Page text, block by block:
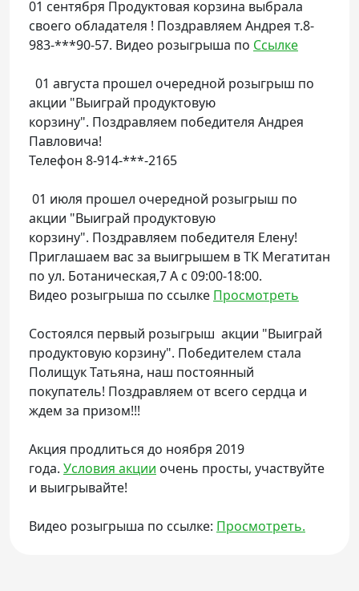
01 сентября Продуктовая корзина выбрала
своего обладателя ! Поздравляем Андрея т.8-
983-***90-57. Видео розыгрыша по Ссылке
01 августа прошел очередной розыгрыш по
акции "Выиграй продуктовую
корзину". Поздравляем победителя Андрея
Павловича!
Телефон 8-914-***-2165
01 июля прошел очередной розыгрыш по
акции "Выиграй продуктовую
корзину". Поздравляем победителя Елену!
Приглашаем вас за выигрышем в ТК Мегатитан
по ул. Ботаническая,7 А с 09:00-18:00.
Видео розыгрыша по ссылке Просмотреть
Состоялся первый розыгрыш акции "Выиграй
продуктовую корзину". Победителем стала
Полищук Татьяна, наш постоянный
покупатель! Поздравляем от всего сердца и
ждем за призом!!!
Акция продлиться до ноября 2019
года. Условия акции очень просты, участвуйте
и выигрывайте!
Видео розыгрыша по ссылке: Просмотреть.